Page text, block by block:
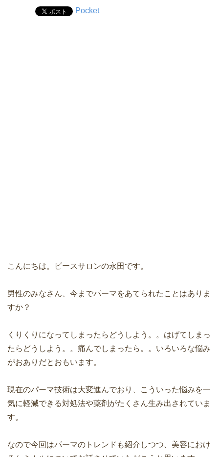
Pocket
こんにちは。ピースサロンの永田です。
男性のみなさん、今までパーマをあてられたことはありま
すか？
くりくりになってしまったらどうしよう。。はげてしまっ
たらどうしよう。。痛んでしまったら。。いろいろな悩み
がおありだとおもいます。
現在のパーマ技術は大変進んでおり、こういった悩みを一
気に軽減できる対処法や薬剤がたくさん生み出されていま
す。
なので今回はパーマのトレンドも紹介しつつ、美容におけ